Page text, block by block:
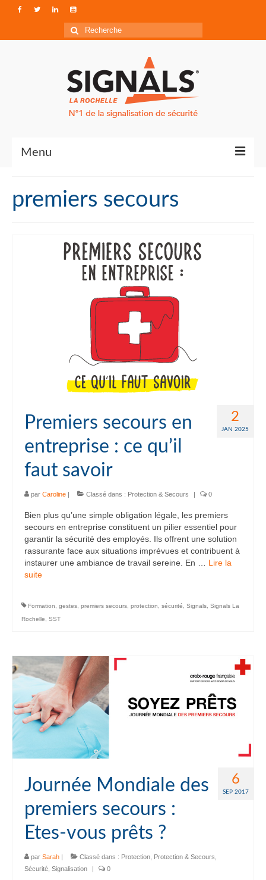
Rechercher
:
Menu
Qui sommes-nous ?
premiers secours
2
JAN 2025
Premiers secours en
entreprise : ce qu’il
faut savoir
par Caroline | Classé dans : Protection & Secours | 0
Bien plus qu’une simple obligation légale, les premiers
secours en entreprise constituent un pilier essentiel pour
garantir la sécurité des employés. Ils offrent une solution
rassurante face aux situations imprévues et contribuent à
instaurer une ambiance de travail sereine. En … Lire la
suite­­
Formation gestes premiers secours protection sécurité Signals Signals La
Rochelle
SST
6
SEP 2017
Journée Mondiale des
premiers secours :
Etes-vous prêts ?
par Sarah | Classé dans : Protection Protection & Secours
Sécurité Signalisation | 0